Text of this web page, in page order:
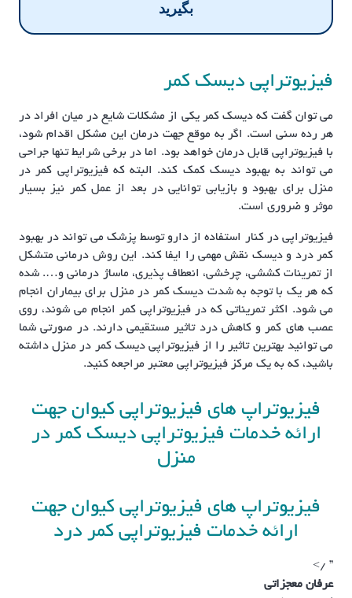
بگیرید
فیزیوتراپی دیسک کمر
می توان گفت که دیسک کمر یکی از مشکلات شایع در میان افراد در
هر رده سنی است. اگر به موقع جهت درمان این مشکل اقدام شود،
با فیزیوتراپی قابل درمان خواهد بود. اما در برخی شرایط تنها جراحی
می تواند به بهبود دیسک کمک کند. البته که فیزیوتراپی کمر در
منزل برای بهبود و بازیابی توانایی در بعد از عمل کمر نیز بسیار
موثر و ضروری است.
فیزیوتراپی در کنار استفاده از دارو توسط پزشک می تواند در بهبود
کمر درد و دیسک نقش مهمی را ایفا کند. این روش درمانی متشکل
از تمرینات کششی، چرخشی، انعطاف پذیری، ماساژ درمانی و…. شده
که هر یک با توجه به شدت دیسک کمر در منزل برای بیماران انجام
می شود. اکثر تمریناتی که در فیزیوتراپی کمر انجام می شوند، روی
عصب های کمر و کاهش درد تاثیر مستقیمی دارند. در صورتی شما
می توانید بهترین تاثیر را از فیزیوتراپی دیسک کمر در منزل داشته
باشید، که به یک مرکز فیزیوتراپی معتبر مراجعه کنید.
فیزیوتراپ های فیزیوتراپی کیوان جهت
ارائه خدمات فیزیوتراپی دیسک کمر در
منزل
فیزیوتراپ های فیزیوتراپی کیوان جهت
ارائه خدمات فیزیوتراپی کمر درد
” />
عرفان معجزاتی